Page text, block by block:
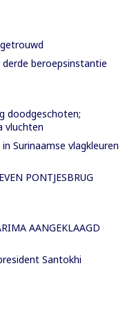
beroepsinstantie
doodgeschoten;
vluchten
Surinaamse vlagkleuren
PONTJESBRUG
AANGEKLAAGD
Santokhi